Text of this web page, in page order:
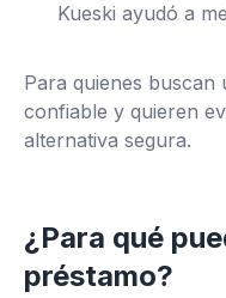
Kueski ayudó a
Para quienes
confiable y quieren
alternativa segura.
¿Para qué
préstamo?